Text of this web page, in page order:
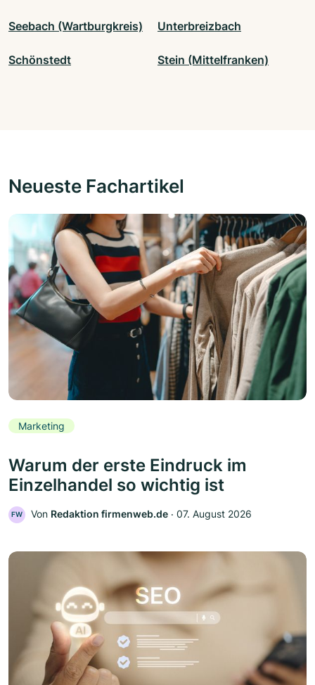
Seebach (Wartburgkreis) Unterbreizbach
Schönstedt Stein (Mittelfranken)
Neueste Fachartikel
Marketing
Warum der erste Eindruck im
Einzelhandel so wichtig ist
FW Von Redaktion firmenweb.de ‧ 07. August 2026